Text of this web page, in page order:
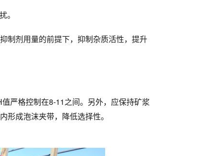
。
制剂用量的前提下，抑制杂质活性，提升
严格控制在8-11之间。另外，应保持矿浆
形成泡沫夹带，降低选择性。